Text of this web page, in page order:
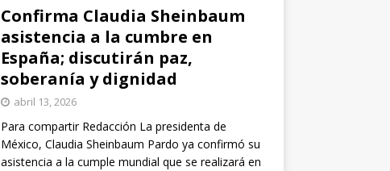
Confirma Claudia Sheinbaum
asistencia a la cumbre en
España; discutirán paz,
soberanía y dignidad
abril 13, 2026
Para compartir Redacción La presidenta de
México, Claudia Sheinbaum Pardo ya confirmó su
asistencia a la cumple mundial que se realizará en